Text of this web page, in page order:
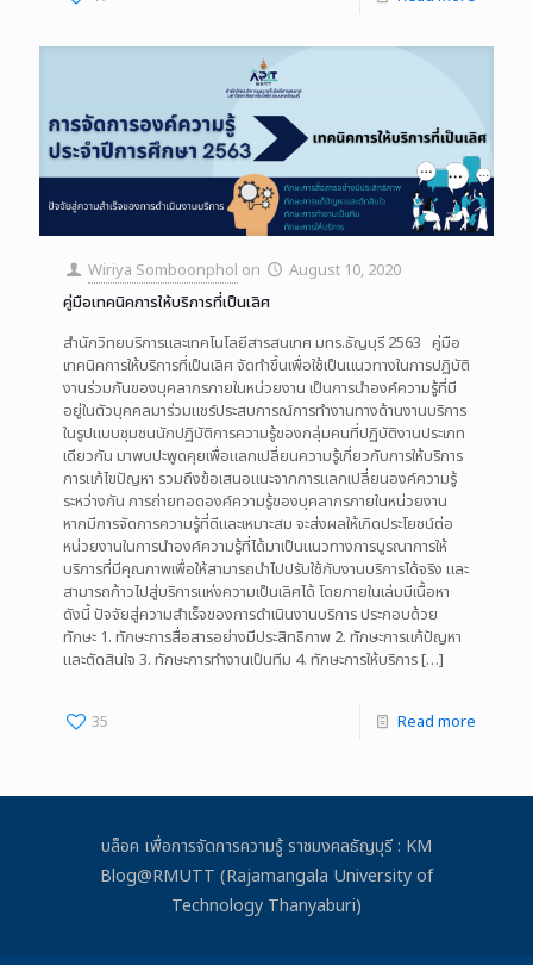
Wiriya Somboonphol on
August 10, 2020
คู่มือเทคนิคการให้บริการที่เป็นเลิศ
สำนักวิทยบริการและเทคโนโลยีสารสนเทศ มทร.ธัญบุรี 2563 คู่มือ
เทคนิคการให้บริการที่เป็นเลิศ จัดทำขึ้นเพื่อใช้เป็นแนวทางในการปฏิบัติ
งานร่วมกันของบุคลากรภายในหน่วยงาน เป็นการนำองค์ความรู้ที่มี
อยู่ในตัวบุคคลมาร่วมแชร์ประสบการณ์การทำงานทางด้านงานบริการ
ในรูปแบบชุมชนนักปฏิบัติการความรู้ของกลุ่มคนที่ปฏิบัติงานประเภท
เดียวกัน มาพบปะพูดคุยเพื่อแลกเปลี่ยนความรู้เกี่ยวกับการให้บริการ
การแก้ไขปัญหา รวมถึงข้อเสนอแนะจากการแลกเปลี่ยนองค์ความรู้
ระหว่างกัน การถ่ายทอดองค์ความรู้ของบุคลากรภายในหน่วยงาน
หากมีการจัดการความรู้ที่ดีและเหมาะสม จะส่งผลให้เกิดประโยชน์ต่อ
หน่วยงานในการนำองค์ความรู้ที่ได้มาเป็นแนวทางการบูรณาการให้
บริการที่มีคุณภาพเพื่อให้สามารถนำไปปรับใช้กับงานบริการได้จริง และ
สามารถก้าวไปสู่บริการแห่งความเป็นเลิศได้ โดยภายในเล่มมีเนื้อหา
ดังนี้ ปัจจัยสู่ความสำเร็จของการดำเนินงานบริการ ประกอบด้วย
ทักษะ 1. ทักษะการสื่อสารอย่างมีประสิทธิภาพ 2. ทักษะการแก้ปัญหา
และตัดสินใจ 3. ทักษะการทำงานเป็นทีม 4. ทักษะการให้บริการ[…]
35 Read more
บล็อค เพื่อการจัดการความรู้ ราชมงคลธัญบุรี : KM
Blog@RMUTT (Rajamangala University of
Technology Thanyaburi)